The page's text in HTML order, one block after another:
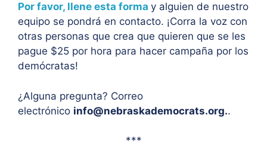
Por favor, llene esta forma y alguien de nuestro
equipo se pondrá en contacto. ¡Corra la voz con
otras personas que crea que quieren que se les
pague $25 por hora para hacer campaña por los
demócratas!
¿Alguna pregunta? Correo
electrónico info@nebraskademocrats.org..
***